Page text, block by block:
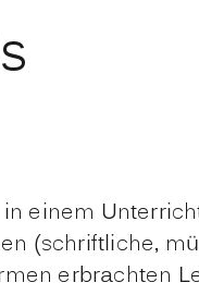
einem
(schriftliche,
erbrachten